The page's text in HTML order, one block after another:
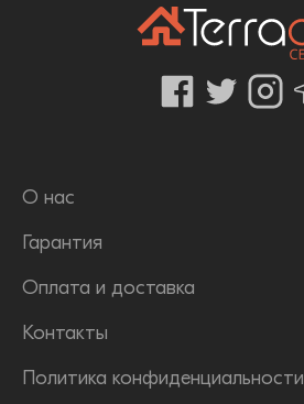
О нас
Гарантия
Оплата и доставка
Контакты
Политика конфиденциальности